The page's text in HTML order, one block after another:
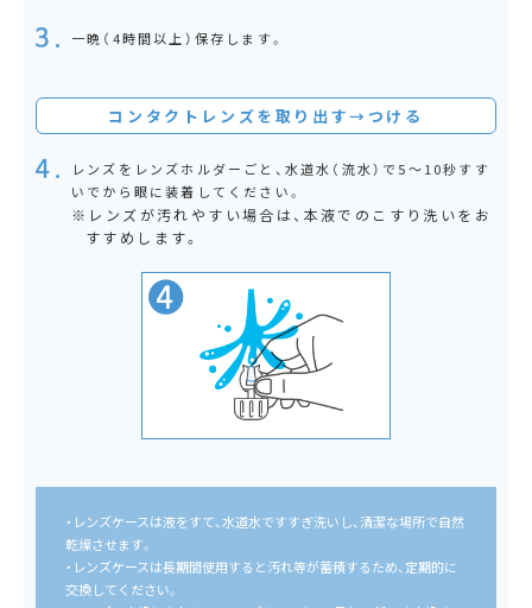
一晩（4時間以上）保存します。
コンタクトレンズを取り出す→つける
レンズをレンズホルダーごと、水道水（流水）で 5～10秒すす
いでから眼に装着してください。
レンズが汚れやすい場合は、 本液でのこすり洗いをお
すすめします。
・レンズケースは液をすて、水道水ですすぎ洗いし、清潔な場所で自然
乾燥させます。
・レンズケースは長期間使用すると汚れ等が蓄積するため、定期的に
交換してください。